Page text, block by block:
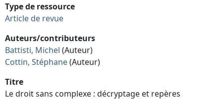
Type de ressource
Article de revue
Auteurs/contributeurs
Battisti, Michel (Auteur)
Cottin, Stéphane(Auteur)
Titre
Le droit sans complexe : décryptage et repères